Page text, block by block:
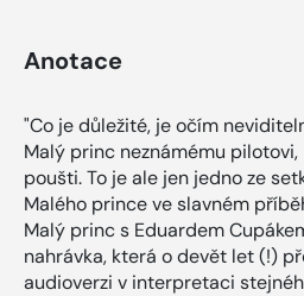
Anotace
"Co je důležité, je očím
Malý princ neznámému
poušti. To je ale jen jedno ze
Malého prince ve slavném
Malý princ s Eduardem
nahrávka, která o devět let (!)
audioverzi v interpretaci